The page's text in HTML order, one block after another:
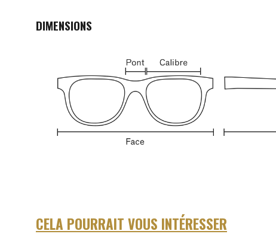
DIMENSIONS
CELA POURRAIT VOUS INTÉRESSER